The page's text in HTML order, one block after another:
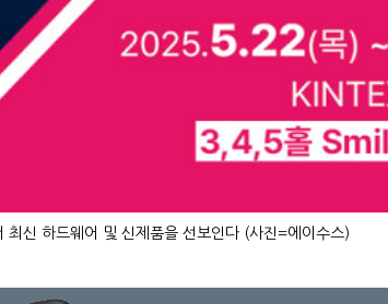
최신 하드웨어 및 신제품을 선보인다 (사진=에이수스)